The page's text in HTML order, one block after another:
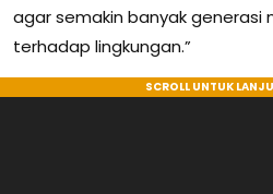
agar semakin banyak generasi
terhadap lingkungan.”